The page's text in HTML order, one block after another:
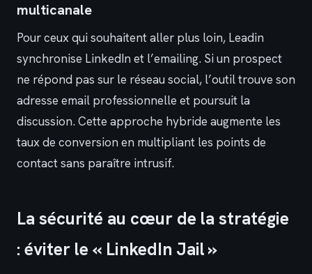
multicanale
Pour ceux qui souhaitent aller plus loin, Leadin
synchronise LinkedIn et l’emailing. Si un prospect
ne répond pas sur le réseau social, l’outil trouve son
adresse email professionnelle et poursuit la
discussion. Cette approche hybride augmente les
taux de conversion en multipliant les points de
contact sans paraître intrusif.
La sécurité au cœur de la stratégie
: éviter le « LinkedIn Jail »